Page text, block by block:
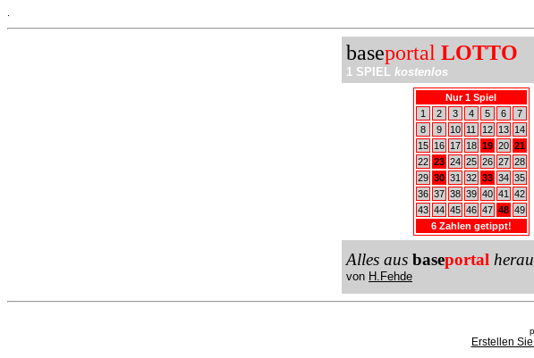
baseportal LOTTO
1 SPIEL kostenlos
Nur 1 Spiel
1
2 3 4 5 6
7
8
9 10 11 12 13
14
15
16 17 18 19 20 21
22 23 24 25 26 27 28
29 30 31 32 33 34 35
36 37 38 39 40 41
42
43 44 45 46 47 48 49
6 Zahlen getippt!
Alles aus baseportal
von H.Fehde
Erstellen